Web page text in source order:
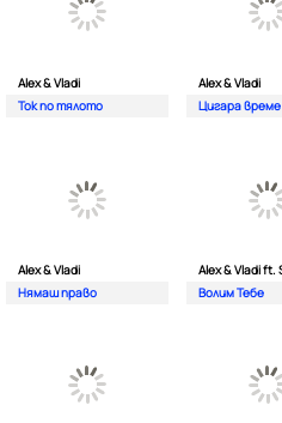
Alex & Vladi
Ток по тялото
Alex & Vladi
Цигара време
Alex & Vladi
Нямаш право
Волим Тебе